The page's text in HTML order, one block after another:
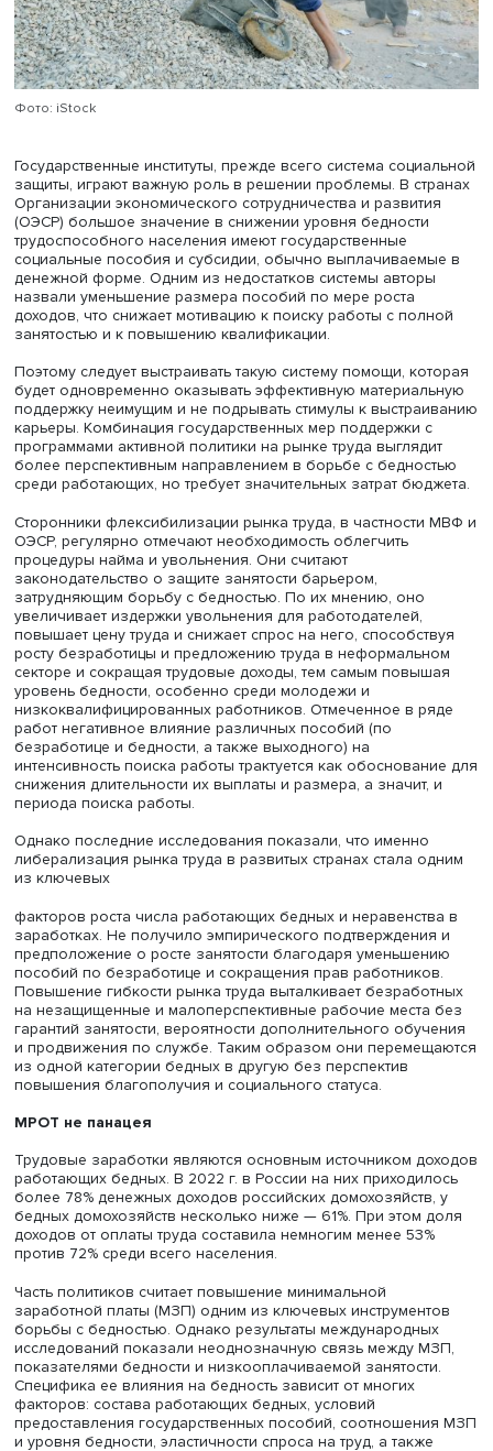
распространение в странах Южной Европы со
многопоколенной структурой домохозяйств.
они и в менее традиционных обществах. Тем не менее,
бедности всегда будут выше в домохозяйствах с одним
занятым, имеющим низкооплачиваемую работу, по
Как показывает анализ, политика по борьбе с
сфокусированная на незанятых или
работниках, упускает значительную часть работающих
бедных, недооценивая многообразие причин этого
Фото: iStock
Государственные институты, прежде всего система
защиты, играют важную роль в решении проблемы. В
Организации экономического сотрудничества и
(ОЭСР) большое значение в снижении уровня бедности
трудоспособного населения имеют государственные
социальные пособия и субсидии, обычно
денежной форме. Одним из недостатков системы
назвали уменьшение размера пособий по мере роста
доходов, что снижает мотивацию к поиску работы с
Поэтому следует выстраивать такую систему помощи,
будет одновременно оказывать эффективную
поддержку неимущим и не подрывать стимулы к
карьеры. Комбинация государственных мер поддержки
программами активной политики на рынке труда
более перспективным направлением в борьбе с
среди работающих, но требует значительных затрат
Сторонники флексибилизации рынка труда, в
процедуры найма и увольнения. Они считают
законодательство о защите занятости барьером,
затрудняющим борьбу с бедностью. По их мнению, оно
увеличивает издержки увольнения для работодателей,
повышает цену труда и снижает спрос на него,
росту безработицы и предложению труда в
секторе и сокращая трудовые доходы, тем самым
уровень бедности, особенно среди молодежи и
низкоквалифицированных работников. Отмеченное в
работ негативное влияние различных пособий (по
безработице и бедности, а также выходного) на
интенсивность поиска работы трактуется как
снижения длительности их выплаты и размера, а
периода поиска работы.